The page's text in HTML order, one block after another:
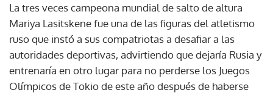
La tres veces campeona mundial de salto de altura
Mariya Lasitskene fue una de las figuras del atletismo
ruso que instó a sus compatriotas a desafiar a las
autoridades deportivas, advirtiendo que dejaría Rusia y
entrenaría en otro lugar para no perderse los Juegos
Olímpicos de Tokio de este año después de haberse